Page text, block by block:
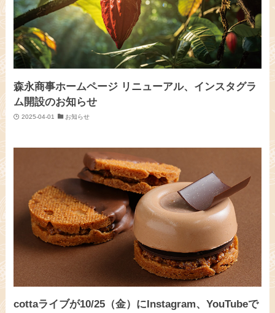
森永商事ホームページ リニューアル、インスタグラ
ム開設のお知らせ
2025-04-01 お知らせ
cottaライブが10/25（金）にInstagram、YouTubeで